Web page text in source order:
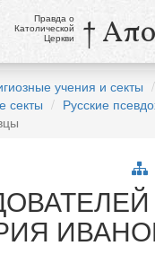
Правда о
Католической
Церкви †
учения и секты
секты
Русские